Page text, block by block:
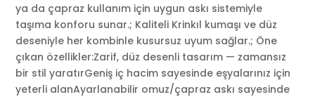
ya da çapraz kullanım için uygun askı sistemiyle
taşıma konforu sunar.; Kaliteli Krinkıl kumaşı ve düz
deseniyle her kombinle kusursuz uyum sağlar.; Öne
çıkan özellikler:Zarif, düz desenli tasarım — zamansız
bir stil yaratırGeniş iç hacim sayesinde eşyalarınız için
yeterli alanAyarlanabilir omuz/çapraz askı sayesinde